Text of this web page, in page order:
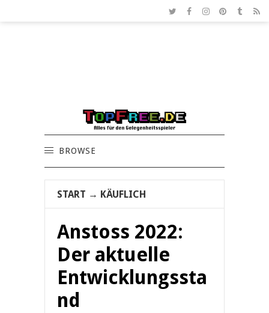
BROWSE
START → KÄUFLICH
Anstoss 2022:
Der aktuelle
Entwicklungssta
nd